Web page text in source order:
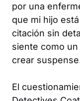
por una
que mi hijo
citación sin
siente como
crear
El